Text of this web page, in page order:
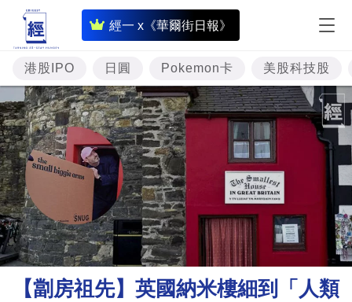
經一 x《華爾街日報》
即
時
財
經
專
題
投
資
樓
市
理
財
港股IPO 日圓 Pokemon卡 美股科技股
【劏房祖先】英國納米樓細到「人類